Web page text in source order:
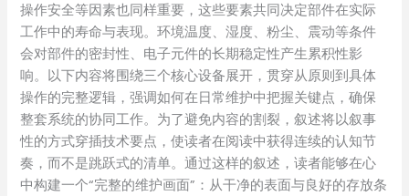
操作安全等因素也同样重要，这些要素共同决定部件在实际
工作中的寿命与表现。环境温度、湿度、粉尘、震动等条件
会对部件的密封性、电子元件的长期稳定性产生累积性影
响。以下内容将围绕三个核心设备展开，贯穿从原则到具体
操作的完整逻辑，强调如何在日常维护中把握关键点，确保
整套系统的协同工作。为了避免内容的割裂，叙述将以叙事
性的方式穿插技术要点，使读者在阅读中获得连续的认知节
奏，而不是跳跃式的清单。通过这样的叙述，读者能够在心
中构建一个“完整的维护画面”：从干净的表面与良好的存放条